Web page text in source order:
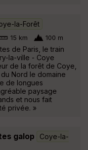
la-Forêt
15 km 100 m
de Paris, le train
la-ville - Coye
de la forêt de Coye,
Nord le domaine
de longues
paysage
et nous fait
privée. »
galop
Coye-la-